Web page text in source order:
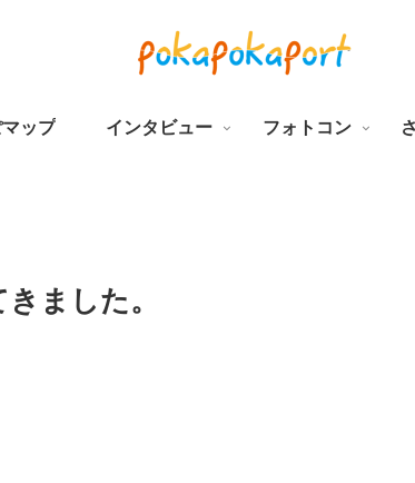
ップ インタビュー フォトコン
ました。